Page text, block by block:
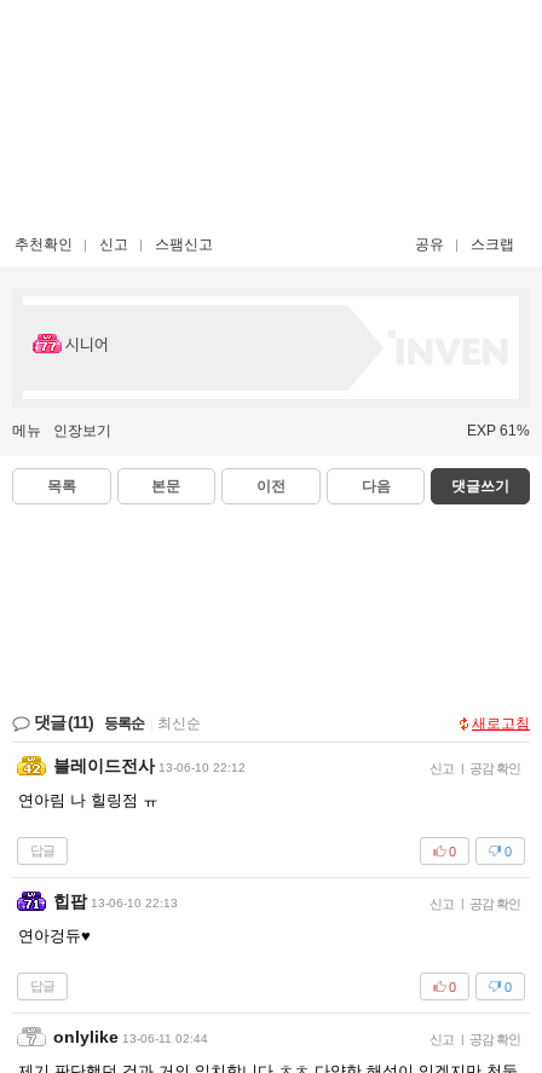
추천확인 신고 스팸신고 공유 스크랩
시니어
메뉴 인장보기 EXP 61%
목록 본문 이전 다음 댓글쓰기
댓글(11) 등록순 최신순 새로고침
블레이드전사 13-06-10 22:12 신고 | 공감 확인
연아림 나 힐링점 ㅠ
답글 0
0
힙팝 13-06-10 22:13 신고 | 공감 확인
연아겅듀♥
답글 0
0
onlylike 13-06-11 02:44 신고 | 공감 확인